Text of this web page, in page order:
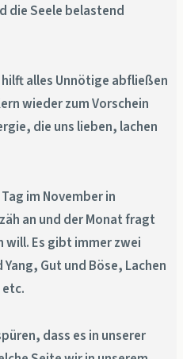
die Seele belastend
hilft alles Unnötige abfließen
wieder zum Vorschein
die uns lieben, lachen
im November in
an und der Monat fragt
will. Es gibt immer zwei
Gut und Böse, Lachen
dass es in unserer